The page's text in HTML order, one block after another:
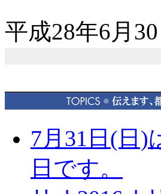
平成28年6月
7月31日(日)
日です。